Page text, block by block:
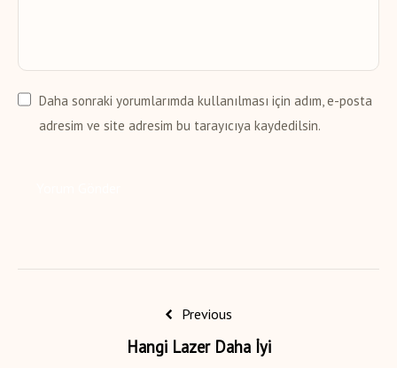
Daha sonraki yorumlarımda kullanılması için adım, e-posta
adresim ve site adresim bu tarayıcıya kaydedilsin.
Previous
Hangi Lazer Daha İyi